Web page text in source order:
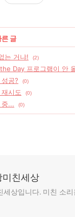
른 글
는 거냐! (2)
Day 프로그램이 안
공?
(0)
시도
(0)
...
(0)
미친세상
세상입니다. 미친 소